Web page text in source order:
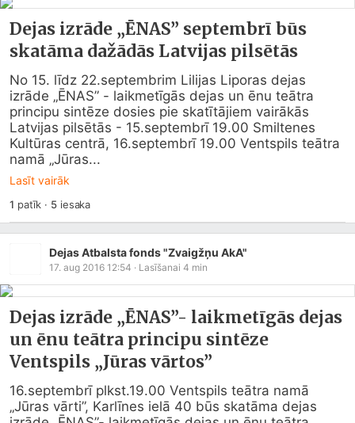
Dejas izrāde „ĒNAS” septembrī būs
skatāma dažādās Latvijas pilsētās
No 15. līdz 22.septembrim Lilijas Liporas dejas
izrāde „ĒNAS” - laikmetīgās dejas un ēnu teātra
principu sintēze dosies pie skatītājiem vairākās
Latvijas pilsētās - 15.septembrī 19.00 Smiltenes
Kultūras centrā, 16.septembrī 19.00 Ventspils teātra
namā „Jūras...
Lasīt vairāk
1 patīk · 5iesaka
Dejas Atbalsta fonds "Zvaigžņu AkA"
17. aug 2016 12:54 · Lasīšanai 4 min
Dejas izrāde „ĒNAS”- laikmetīgās dejas
un ēnu teātra principu sintēze
Ventspils „Jūras vārtos”
16.septembrī plkst.19.00 Ventspils teātra namā
„Jūras vārti”, Karlīnes ielā 40 būs skatāma dejas